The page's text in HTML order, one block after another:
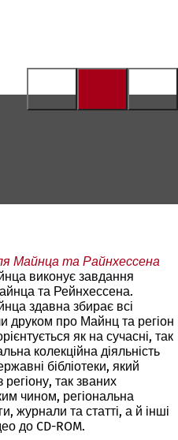
Майнца та Райнхессена
виконує завдання
та Рейнхессена.
здавна збирає всі
друком про Майнц та регіон
як на сучасні, так
колекційна діяльність
бібліотеки, який
так званих
чином, регіональна
журнали та статті, а й інші
до CD-ROM.